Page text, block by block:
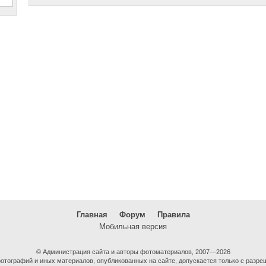
Главная Форум
Правила
Мобильная версия
© Администрация сайта и авторы фотоматериалов, 2007—2026
и иных материалов, опубликованных на сайте, допускается только с